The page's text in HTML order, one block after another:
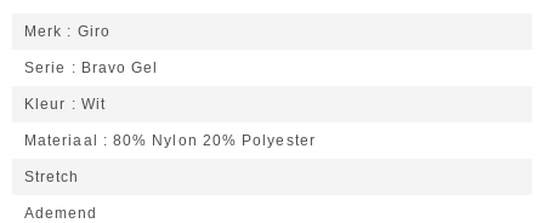
Merk Giro
Serie Bravo Gel
Kleur Wit
Materiaal 80% Nylon 20% Polyester
Stretch
Ademend